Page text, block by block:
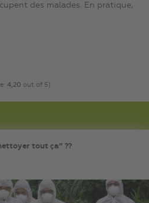
des malades. En pratique,
4,20 out of 5)
tout ça” ??